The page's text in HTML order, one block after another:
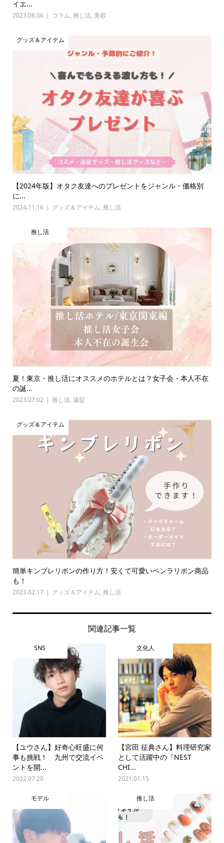
イエ...
2023.08.06 コラム, 推し活, 美容
グッズ＆アイテム
【2024年版】オタク友達へのプレゼントをジャンル・価格別
に...
2024.11.16 グッズ＆アイテム, 推し活
推し活
夏！東京・推し活にオススメのホテルとは？女子会・本人不在
の誕...
2023.07.02 推し活, 遠征
グッズ＆アイテム
簡単キンブレリボンの作り方！安くて可愛いペンラリボン商品
も！
2023.02.17 グッズ＆アイテム, 推し活
関連記事一覧
SNS
【ユウさん】好奇心旺盛に何
事も挑戦！ 九州で交流イベ
ントを開...
2022.07.20
文化人
【宮田 征典さん】料理研究家
として活躍中の『NEST
CHI...
2021.01.15
モデル 推し活